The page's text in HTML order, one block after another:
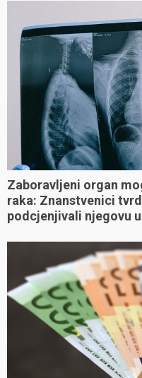
Zaboravljeni organ
raka: Znanstvenici
podcjenjivali njegovu